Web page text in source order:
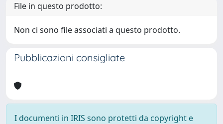
File in questo prodotto:
Non ci sono file associati a questo prodotto.
Pubblicazioni consigliate
I documenti in IRIS sono protetti da copyright e